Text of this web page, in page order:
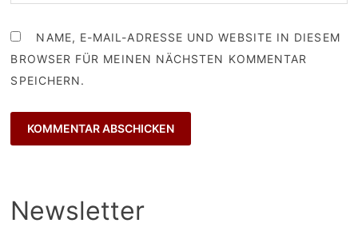
NAME, E-MAIL-ADRESSE UND WEBSITE IN DIESEM
BROWSER FÜR MEINEN NÄCHSTEN KOMMENTAR
SPEICHERN.
Newsletter